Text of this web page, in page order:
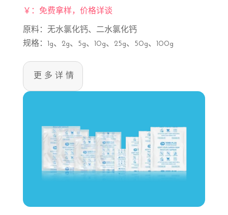
￥：免费拿样，价格详谈
原料：无水氯化钙、二水氯化钙
规格：1g、2g、5g、10g、25g、50g、100g
更多详情